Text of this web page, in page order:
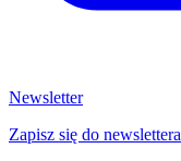
Newsletter
Zapisz się do newslettera